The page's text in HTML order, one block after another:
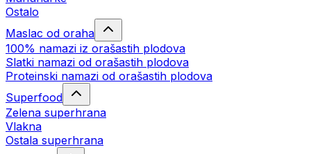
Ostalo
Maslac od oraha
100% namazi iz orašastih plodova
Slatki namazi od orašastih plodova
Proteinski namazi od orašastih plodova
Superfood
Zelena superhrana
Vlakna
Ostala superhrana